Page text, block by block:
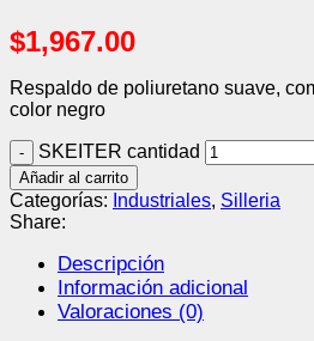
$1,967.00
Respaldo de poliuretano suave,
color negro
SKEITER cantidad
Añadir al carrito
Categorías: Industriales, Silleria
Share:
Descripción
Información adicional
Valoraciones (0)